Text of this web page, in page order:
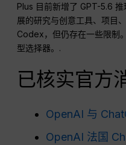
Plus 目前新增了 GPT-5.6
展的研究与创意工具、项目
Codex，但仍存在一些限制
型选择器。.
已核实官方
OpenAI 与
OpenAI 法国